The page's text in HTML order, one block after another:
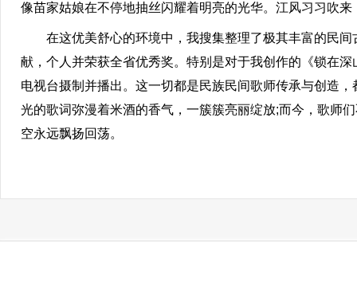
像苗家姑娘在不停地抽丝闪耀着明亮的光华。江风习习吹
在这优美舒心的环境中，我搜集整理了极其丰富的民间
献，个人并荣获全省优秀奖。特别是对于我创作的《锁在
电视台摄制并播出。这一切都是民族民间歌师传承与创造
光的歌词弥漫着米酒的香气，一簇簇亮丽绽放;而今，歌师
空永远飘扬回荡。